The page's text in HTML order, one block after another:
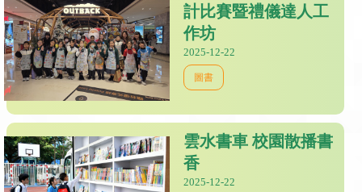
計比賽暨禮儀達人工
作坊
2025-12-22
圖書
雲水書車 校園散播書
香
2025-12-22